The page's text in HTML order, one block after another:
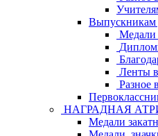
Выпускникам
Медали
Ленты
Разное
НАГРАДНАЯ
Медали